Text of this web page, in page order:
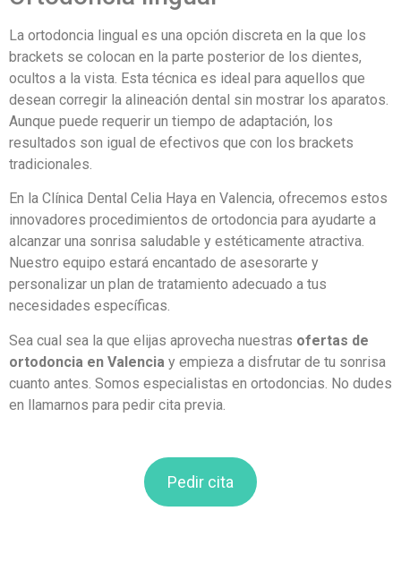
La ortodoncia lingual es una opción discreta en la que los
brackets se colocan en la parte posterior de los dientes,
ocultos a la vista. Esta técnica es ideal para aquellos que
desean corregir la alineación dental sin mostrar los aparatos.
Aunque puede requerir un tiempo de adaptación, los
resultados son igual de efectivos que con los brackets
tradicionales.
En la Clínica Dental Celia Haya en Valencia, ofrecemos estos
innovadores procedimientos de ortodoncia para ayudarte a
alcanzar una sonrisa saludable y estéticamente atractiva.
Nuestro equipo estará encantado de asesorarte y
personalizar un plan de tratamiento adecuado a tus
necesidades específicas.
Sea cual sea la que elijas aprovecha nuestras ofertas de
ortodoncia en Valencia y empieza a disfrutar de tu sonrisa
cuanto antes. Somos especialistas en ortodoncias. No dudes
en llamarnos para pedir cita previa.
Pedir cita